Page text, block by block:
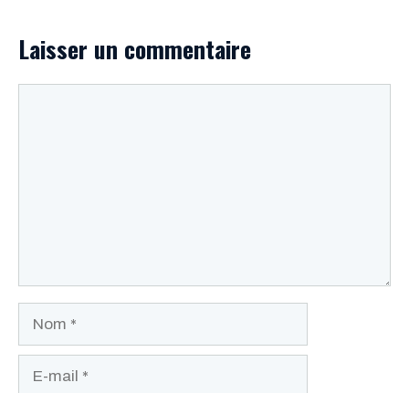
Laisser un commentaire